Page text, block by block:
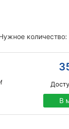
количество:
В